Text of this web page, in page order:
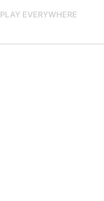
PLAY EVERYWHERE